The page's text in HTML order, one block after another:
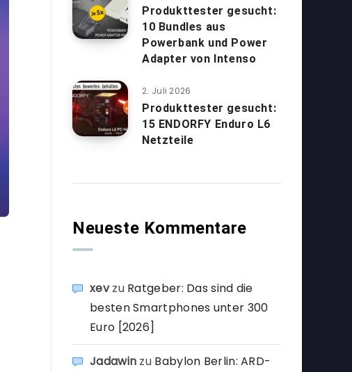
Produkttester gesucht:
10 Bundles aus
Powerbank und Power
Adapter von Intenso
2. Juli 2026
Produkttester gesucht:
15 ENDORFY Enduro L6
Netzteile
Neueste Kommentare
xevzu Ratgeber: Das sind die
besten Smartphones unter 300
Euro [2026]
Jadawin zu Babylon Berlin: ARD-